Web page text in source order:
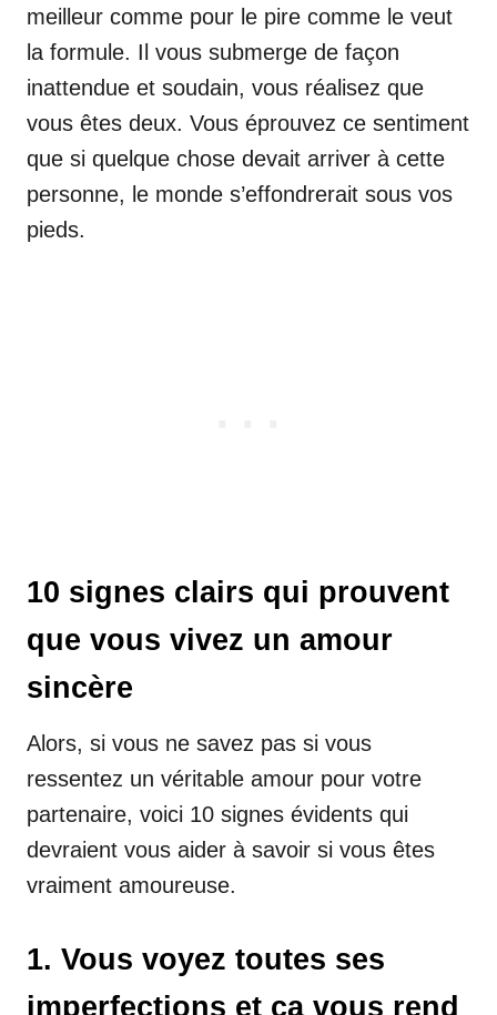
meilleur comme pour le pire comme le veut
la formule. Il vous submerge de façon
inattendue et soudain, vous réalisez que
vous êtes deux. Vous éprouvez ce sentiment
que si quelque chose devait arriver à cette
personne, le monde s’effondrerait sous vos
pieds.
10 signes clairs qui prouvent
que vous vivez un amour
sincère
Alors, si vous ne savez pas si vous
ressentez un véritable amour pour votre
partenaire, voici 10 signes évidents qui
devraient vous aider à savoir si vous êtes
vraiment amoureuse.
1. Vous voyez toutes ses
imperfections et ça vous rend